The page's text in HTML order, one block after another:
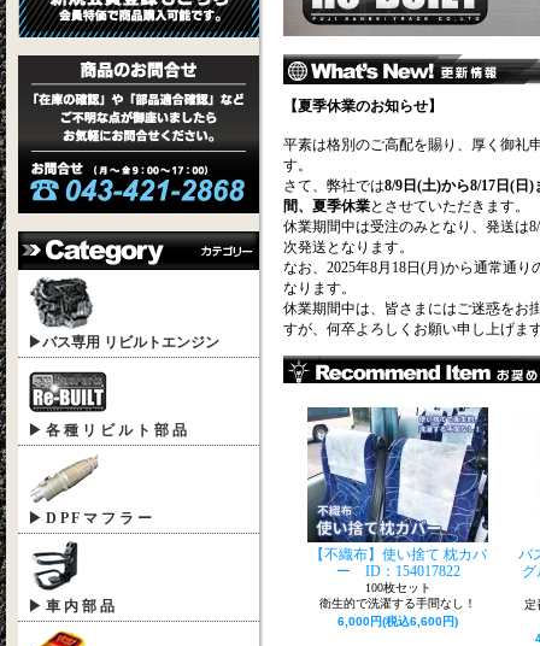
▶バス専用 リビルトエンジン
▶ 各 種 リ ビ ル ト 部 品
▶ D P F マ フ ラ ー
▶ 車 内 部 品
【夏季休業のお知らせ】
平素は格別のご高配を賜り、厚く御礼
す。
さて、弊社では8/9日(土)から8/17日(日)
間、夏季休業とさせていただきます。
休業期間中は受注のみとなり、発送は
次発送となります。
なお、2025年8月18日(月)から通常通り
なります。
休業期間中は、皆さまにはご迷惑をお
すが、何卒よろしくお願い申し上げま
-送料に関するお知らせ-
お客様には大変心苦しいお願いとな
ではございますが、配送料金の改定を
だくこととなりました。 お客様にご迷
らぬよう、これまで配送料金を維持し
たが、やむを得ず今回の改訂となりま
詫び申し上げます。
旧配送料金：15,000円以上購入で送料
新配送料金：全国一律880円
-年末年始休業のお知らせ-
平素は格別のご高配を賜り、誠にあり
います。
富士サンケイトレード株式会社では誠
【不織布】使い捨て 枕カバ
ー ID：154017822
100枚セット
衛生的で洗濯する手間なし！
6,000円(税込6,600円)
バ
定